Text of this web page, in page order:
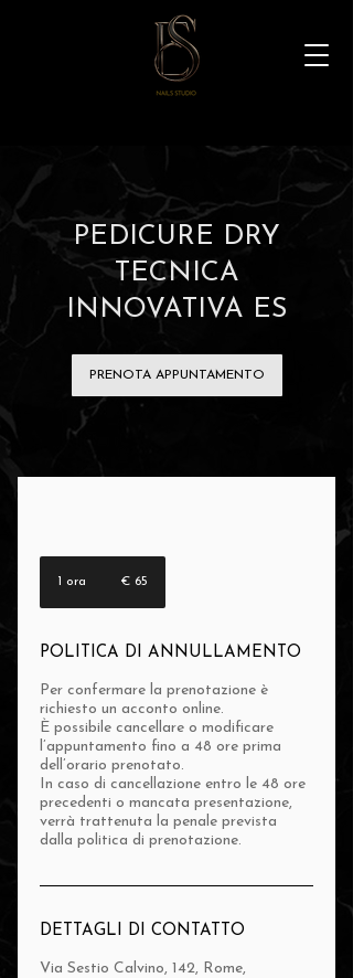
PEDICURE DRY
TECNICA
INNOVATIVA ES
PRENOTA APPUNTAMENTO
1 ora
euro
€ 65
POLITICA DI ANNULLAMENTO
Per confermare la prenotazione è
richiesto un acconto online.
È possibile cancellare o modificare
l’appuntamento fino a 48 ore prima
dell’orario prenotato.
In caso di cancellazione entro le 48 ore
precedenti o mancata presentazione,
verrà trattenuta la penale prevista
dalla politica di prenotazione.
DETTAGLI DI CONTATTO
Via Sestio Calvino, 142, Rome,